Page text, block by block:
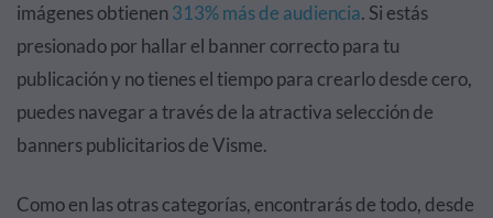
imágenes obtienen313% más de audiencia. Si estás
presionado por hallar el banner correcto para tu
publicación y no tienes el tiempo para crearlo desde cero,
puedes navegar a través de la atractiva selección de
banners publicitarios de Visme.
Como en las otras categorías, encontrarás de todo, desde